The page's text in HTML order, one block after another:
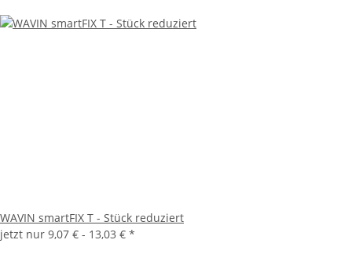
WAVIN smartFIX T - Stück reduziert
jetzt nur 9,07 € - 13,03 € *